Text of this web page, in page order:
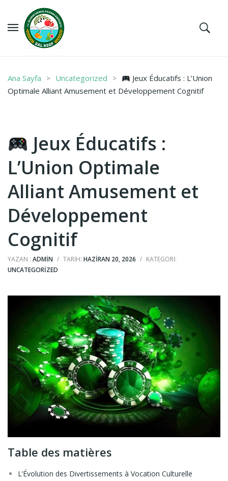
Ana Sayfa Uncategorized
Jeux Éducatifs : L’Union
Optimale Alliant Amusement et Développement Cognitif
Jeux Éducatifs :
L’Union Optimale
Alliant Amusement et
Développement
Cognitif
YAZAN : ADMIN / TARIH: HAZIRAN 20, 2026 / KATEGORI:
UNCATEGORIZED
Table des matières
L’Évolution des Divertissements à Vocation Culturelle